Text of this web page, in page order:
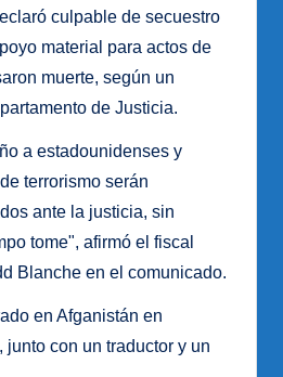
culpable de secuestro
material para actos de
muerte, según un
de Justicia.
a estadounidenses y
terrorismo serán
ante la justicia, sin
tome", afirmó el fiscal
Blanche en el comunicado.
en Afganistán en
junto con un traductor y un